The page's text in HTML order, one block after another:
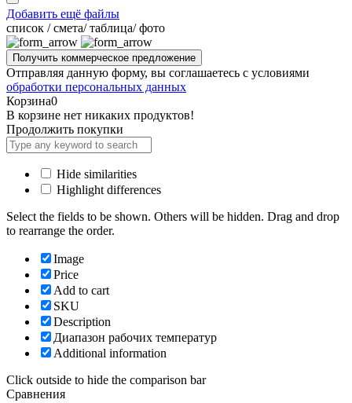
Добавить ещё файлы
cписок / смета/ таблица/ фото
Отправляя данную форму, вы соглашаетесь с условиями
обработки персональных данных
Корзина0
В корзине нет никаких продуктов!
Продолжить покупки
Hide similarities
Highlight differences
Select the fields to be shown. Others will be hidden. Drag and drop
to rearrange the order.
Image
Price
Add to cart
SKU
Description
Диапазон рабочих температур
Additional information
Click outside to hide the comparison bar
Сравнения